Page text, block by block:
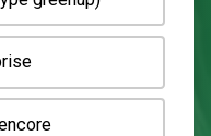
triphasé (22kW)
(7kW)